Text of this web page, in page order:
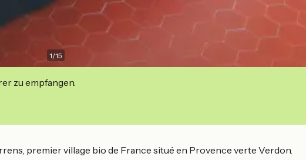
1/15
zu empfangen.
premier village bio de France situé en Provence verte Verdon.